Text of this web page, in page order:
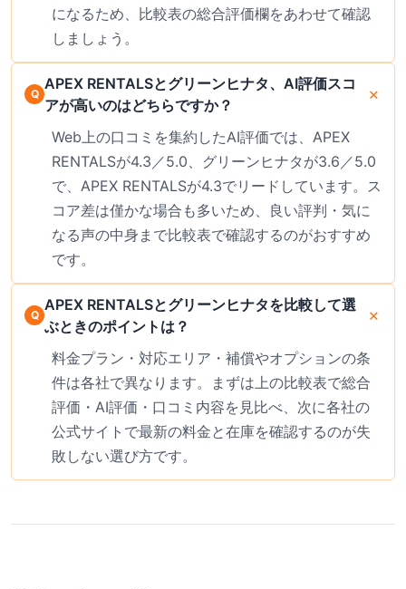
になるため、比較表の総合評価欄をあわせて確認
しましょう。
APEX RENTALSとグリーンヒナタ、AI評価スコ
アが高いのはどちらですか？
Web上の口コミを集約したAI評価では、APEX
RENTALSが4.3／5.0、グリーンヒナタが3.6／5.0
で、APEX RENTALSが4.3でリードしています。ス
コア差は僅かな場合も多いため、良い評判・気に
なる声の中身まで比較表で確認するのがおすすめ
です。
APEX RENTALSとグリーンヒナタを比較して選
ぶときのポイントは？
料金プラン・対応エリア・補償やオプションの条
件は各社で異なります。まずは上の比較表で総合
評価・AI評価・口コミ内容を見比べ、次に各社の
公式サイトで最新の料金と在庫を確認するのが失
敗しない選び方です。